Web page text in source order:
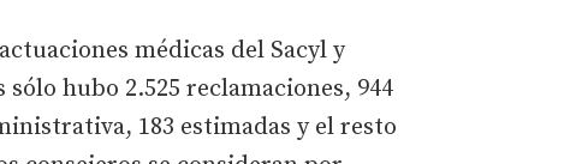
médicas del Sacyl y
hubo 2.525 reclamaciones, 944
183 estimadas y el resto